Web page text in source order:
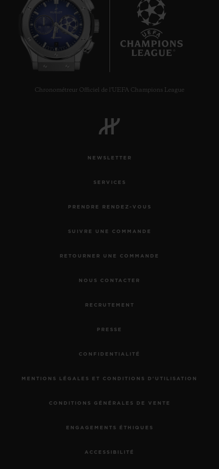
7
Chronométreur Officiel de l'UEFA Champions League
NEWSLETTER
SERVICES
PRENDRE RENDEZ-VOUS
SUIVRE UNE COMMANDE
RETOURNER UNE COMMANDE
NOUS CONTACTER
RECRUTEMENT
PRESSE
CONFIDENTIALITÉ
MENTIONS LÉGALES ET CONDITIONS D'UTILISATION
CONDITIONS GÉNÉRALES DE VENTE
ENGAGEMENTS ÉTHIQUES
ACCESSIBILITÉ